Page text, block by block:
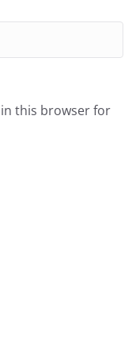
in this browser for